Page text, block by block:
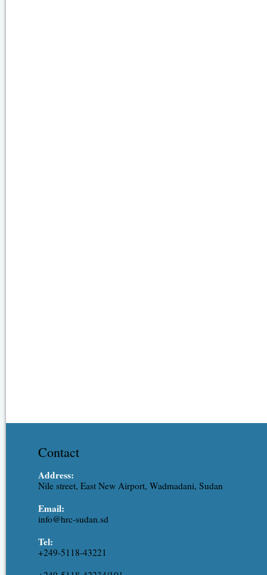
Contact
Address:
Nile street, East New Airport, Wadmadani, Sudan
Email:
info@hrc-sudan.sd
Tel:
+249-5118-43221